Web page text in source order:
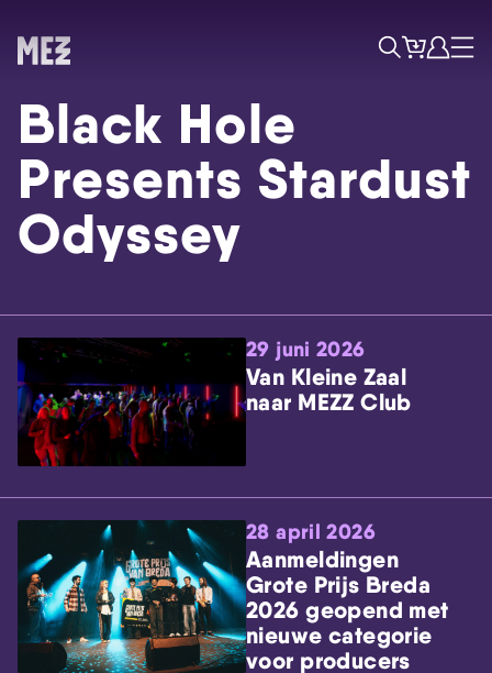
Skip navigatie
ZoekTicketsAccount
Menu
Black Hole
Presents Stardust
Odyssey
29 juni 2026
Van Kleine Zaal
naar MEZZ Club
28 april 2026
Aanmeldingen
Grote Prijs Breda
2026 geopend met
nieuwe categorie
voor producers